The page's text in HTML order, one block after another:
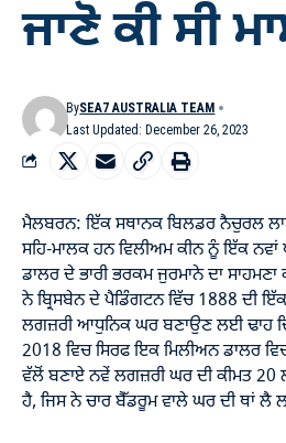
ਜਾਣੋ ਕੀ ਸੀ
Last Updated: December 26, 2023
BySEA7 AUSTRALIA TEAM
ਮੈਲਬਰਨ: ਇੱਕ ਸਥਾਨਕ ਬਿਲਡਰ ਨੈਚੁਰਲ
ਸਹਿ-ਮਾਲਕ ਹਨ ਵਿਲੀਅਮ ਕੀਨ ਨੂੰ ਇੱਕ
ਡਾਲਰ ਦੇ ਭਾਰੀ ਭਰਕਮ ਜੁਰਮਾਨੇ ਦਾ
ਨੇ ਬ੍ਰਿਸਬੇਨ ਦੇ ਪੈਡਿੰਗਟਨ ਵਿੱਚ 1888 ਦੀ
ਲਗਜ਼ਰੀ ਆਧੁਨਿਕ ਘਰ ਬਣਾਉਣ ਲਈ ਢਾਹ
2018 ਵਿਚ ਸਿਰਫ ਇਕ ਮਿਲੀਅਨ ਡਾਲਰ
ਵੱਲੋਂ ਬਣਾਏ ਨਵੇਂ ਲਗਜ਼ਰੀ ਘਰ ਦੀ ਕੀਮਤ 20
ਹੈ, ਜਿਸ ਨੇ ਚਾਰ ਬੈੱਡਰੂਮ ਵਾਲੇ ਘਰ ਦੀ ਥਾਂ ਲੈ